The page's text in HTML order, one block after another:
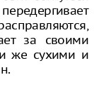
за своими
же сухими и